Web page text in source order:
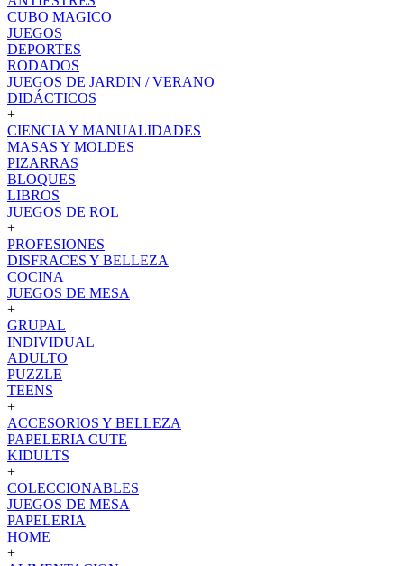
CUBO MAGICO
JUEGOS
DEPORTES
RODADOS
JUEGOS DE JARDIN / VERANO
DIDÁCTICOS
+
CIENCIA Y MANUALIDADES
MASAS Y MOLDES
PIZARRAS
BLOQUES
LIBROS
JUEGOS DE ROL
+
PROFESIONES
DISFRACES Y BELLEZA
COCINA
JUEGOS DE MESA
+
GRUPAL
INDIVIDUAL
ADULTO
PUZZLE
TEENS
+
ACCESORIOS Y BELLEZA
PAPELERIA CUTE
KIDULTS
+
COLECCIONABLES
JUEGOS DE MESA
PAPELERIA
HOME
+